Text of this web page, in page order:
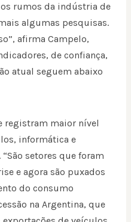
rumos da indústria de
algumas pesquisas.
afirma Campelo,
de confiança,
atual seguem abaixo
registram maior nível
informática e
setores que foram
e agora são puxados
do consumo
na Argentina, que